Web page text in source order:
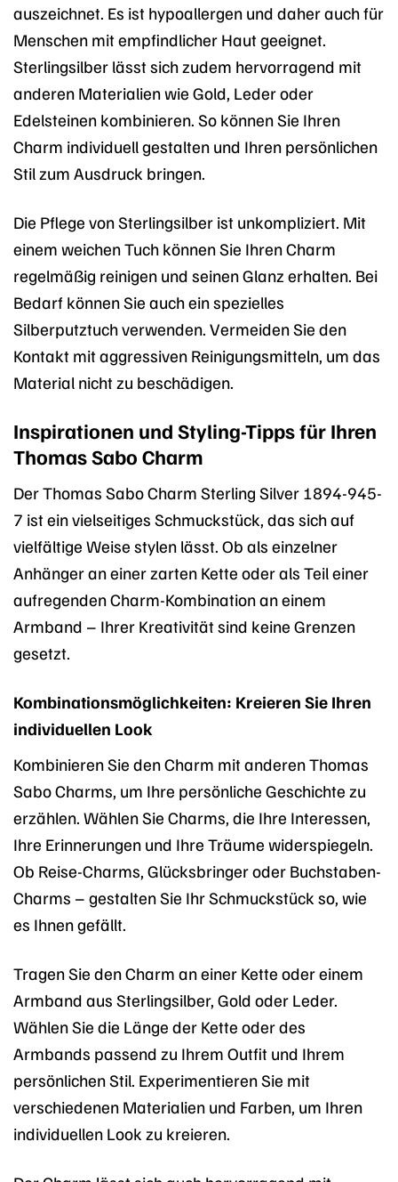
auszeichnet. Es ist hypoallergen und daher auch für
Menschen mit empfindlicher Haut geeignet.
Sterlingsilber lässt sich zudem hervorragend mit
anderen Materialien wie Gold, Leder oder
Edelsteinen kombinieren. So können Sie Ihren
Charm individuell gestalten und Ihren persönlichen
Stil zum Ausdruck bringen.
Die Pflege von Sterlingsilber ist unkompliziert. Mit
einem weichen Tuch können Sie Ihren Charm
regelmäßig reinigen und seinen Glanz erhalten. Bei
Bedarf können Sie auch ein spezielles
Silberputztuch verwenden. Vermeiden Sie den
Kontakt mit aggressiven Reinigungsmitteln, um das
Material nicht zu beschädigen.
Inspirationen und Styling-Tipps für Ihren
Thomas Sabo Charm
Der Thomas Sabo Charm Sterling Silver 1894-945-
7 ist ein vielseitiges Schmuckstück, das sich auf
vielfältige Weise stylen lässt. Ob als einzelner
Anhänger an einer zarten Kette oder als Teil einer
aufregenden Charm-Kombination an einem
Armband – Ihrer Kreativität sind keine Grenzen
gesetzt.
Kombinationsmöglichkeiten: Kreieren Sie Ihren
individuellen Look
Kombinieren Sie den Charm mit anderen Thomas
Sabo Charms, um Ihre persönliche Geschichte zu
erzählen. Wählen Sie Charms, die Ihre Interessen,
Ihre Erinnerungen und Ihre Träume widerspiegeln.
Ob Reise-Charms, Glücksbringer oder Buchstaben-
Charms – gestalten Sie Ihr Schmuckstück so, wie
es Ihnen gefällt.
Tragen Sie den Charm an einer Kette oder einem
Armband aus Sterlingsilber, Gold oder Leder.
Wählen Sie die Länge der Kette oder des
Armbands passend zu Ihrem Outfit und Ihrem
persönlichen Stil. Experimentieren Sie mit
verschiedenen Materialien und Farben, um Ihren
individuellen Look zu kreieren.